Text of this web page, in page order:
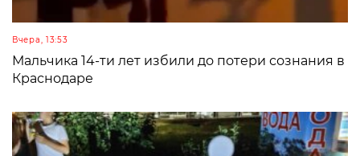
Вчера, 13:53
Мальчика 14-ти лет избили до потери сознания в
Краснодаре